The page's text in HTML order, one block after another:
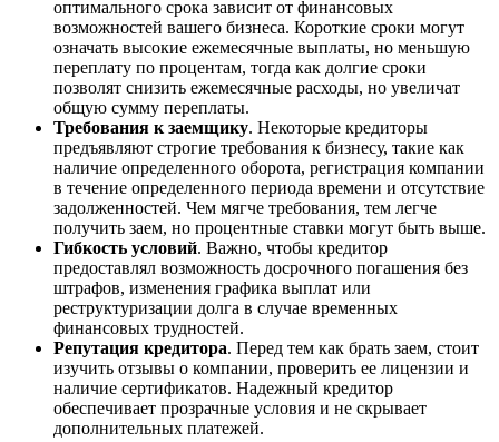
оптимального срока зависит от финансовых
возможностей вашего бизнеса. Короткие сроки могут
означать высокие ежемесячные выплаты, но меньшую
переплату по процентам, тогда как долгие сроки
позволят снизить ежемесячные расходы, но увеличат
общую сумму переплаты.
Требования к заемщику. Некоторые кредиторы
предъявляют строгие требования к бизнесу, такие как
наличие определенного оборота, регистрация компании
в течение определенного периода времени и отсутствие
задолженностей. Чем мягче требования, тем легче
получить заем, но процентные ставки могут быть выше.
Гибкость условий. Важно, чтобы кредитор
предоставлял возможность досрочного погашения без
штрафов, изменения графика выплат или
реструктуризации долга в случае временных
финансовых трудностей.
Репутация кредитора. Перед тем как брать заем, стоит
изучить отзывы о компании, проверить ее лицензии и
наличие сертификатов. Надежный кредитор
обеспечивает прозрачные условия и не скрывает
дополнительных платежей.